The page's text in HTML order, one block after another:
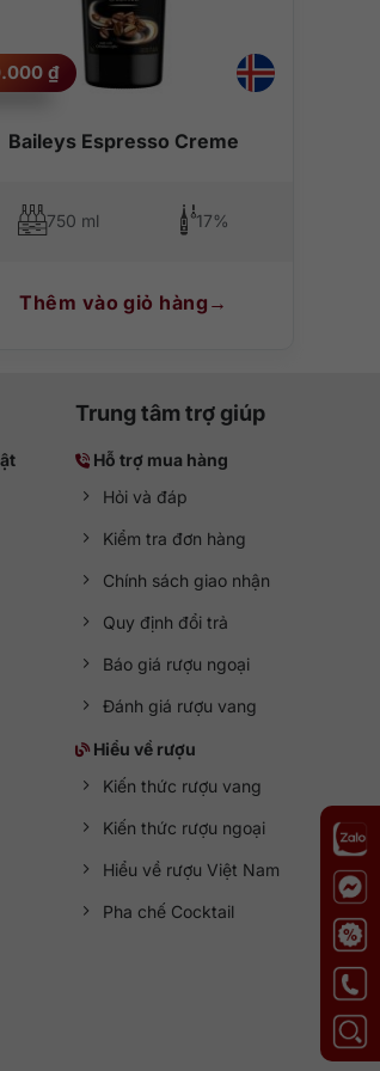
Baileys Espresso Creme
₫
750 ml 17%
Thêm vào giỏ hàng
Trung tâm trợ giúp
Hỗ trợ mua hàng
Hỏi và đáp
Kiểm tra đơn hàng
Chính sách giao nhận
Quy định đổi trả
Báo giá rượu ngoại
Đánh giá rượu vang
Hiểu về rượu
Kiến thức rượu vang
Kiến thức rượu ngoại
Hiểu về rượu Việt Nam
Pha chế Cocktail